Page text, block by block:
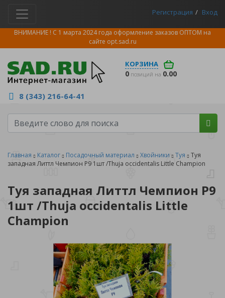
Регистрация Вход
ВНИМАНИЕ ! С 1 марта 2024 года оформление заказов ОПТОМ на
сайте opt.sad.ru
КОРЗИНА
0 позиций на 0.00
8 (343) 216-64-41
Главная Каталог Посадочный материал Хвойники Туя
Туя
западная Литтл Чемпион Р9 1шт /Thuja occidentalis Little Champion
Туя западная Литтл Чемпион Р9
1шт /Thuja occidentalis Little
Champion